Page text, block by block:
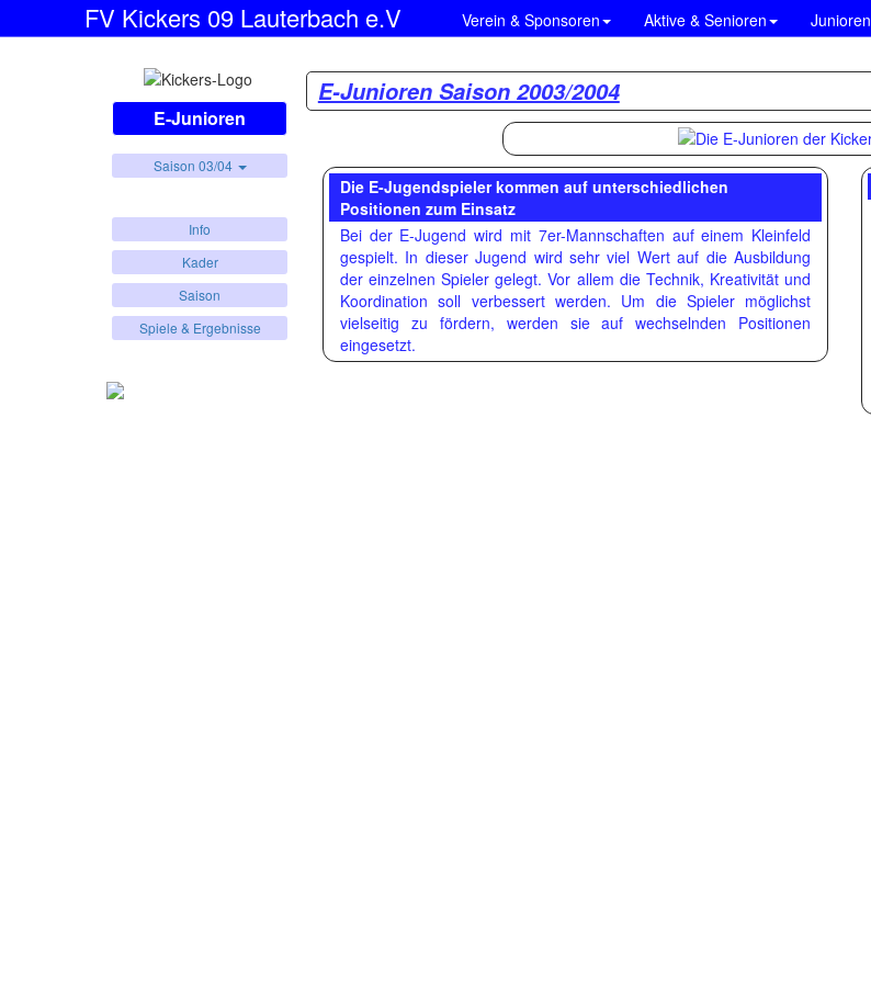
FV Kickers 09 Lauterbach e.V Verein & Sponsoren Aktive & Senioren Junioren
E-Junioren
Saison 03/04
Info
Kader
Saison
Spiele & Ergebnisse
E-Junioren Saison 2003/2004
Die E-Jugendspieler kommen auf unterschiedlichen
Positionen zum Einsatz
Bei der E-Jugend wird mit 7er-Mannschaften auf einem Kleinfeld
gespielt. In dieser Jugend wird sehr viel Wert auf die Ausbildung
der einzelnen Spieler gelegt. Vor allem die Technik, Kreativität und
Koordination soll verbessert werden. Um die Spieler möglichst
vielseitig zu fördern, werden sie auf wechselnden Positionen
eingesetzt.